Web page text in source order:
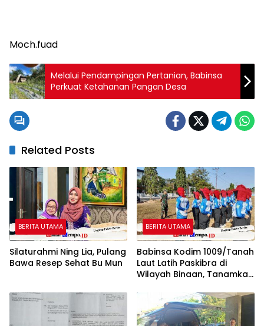
Moch.fuad
Melalui Pendampingan Pertanian, Babinsa
Perkuat Ketahanan Pangan Desa
Related Posts
BERITA UTAMA
Silaturahmi Ning Lia, Pulang
Bawa Resep Sehat Bu Mun
BERITA UTAMA
Babinsa Kodim 1009/Tanah
Laut Latih Paskibra di
Wilayah Binaan, Tanamkan
Nasionalisme